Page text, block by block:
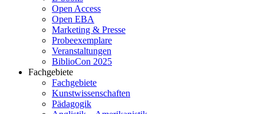
Open Access
Open EBA
Marketing & Presse
Probeexemplare
Veranstaltungen
BiblioCon 2025
Fachgebiete
Fachgebiete
Kunstwissenschaften
Pädagogik